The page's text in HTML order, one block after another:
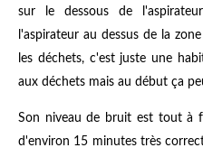
sur le dessous de
l'aspirateur au dessus de la
les déchets, c'est juste une
aux déchets mais au début ça
Son niveau de bruit est tout à
d'environ 15 minutes très